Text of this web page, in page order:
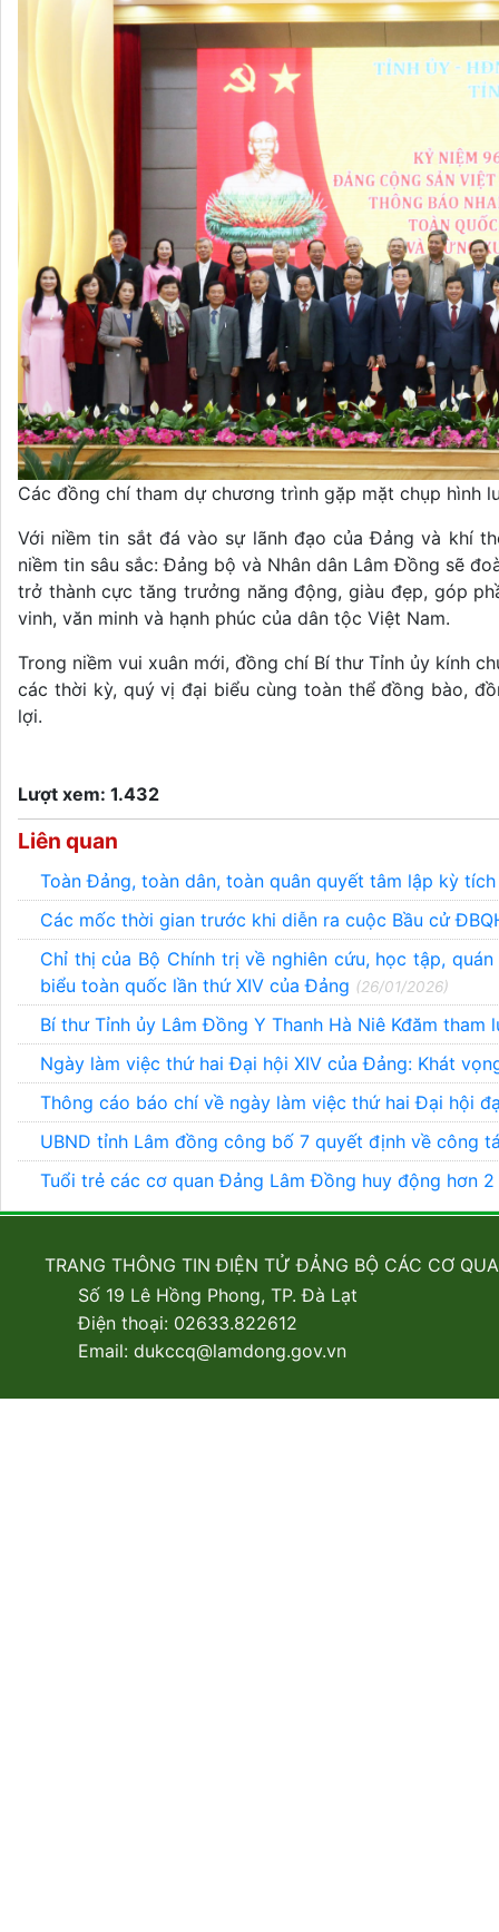
Các đồng chí tham dự chương trình gặp mặt chụp hình
Với niềm tin sắt đá vào sự lãnh đạo của Đảng và khí
niềm tin sâu sắc: Đảng bộ và Nhân dân Lâm Đồng sẽ
trở thành cực tăng trưởng năng động, giàu đẹp, góp
vinh, văn minh và hạnh phúc của dân tộc Việt Nam.
Trong niềm vui xuân mới, đồng chí Bí thư Tỉnh ủy kính
các thời kỳ, quý vị đại biểu cùng toàn thể đồng bào,
lợi.
Lượt xem: 1.432
Liên quan
Toàn Đảng, toàn dân, toàn quân quyết tâm lập kỳ
Các mốc thời gian trước khi diễn ra cuộc Bầu cử
Chỉ thị của Bộ Chính trị về nghiên cứu, học tập,
biểu toàn quốc lần thứ XIV của Đảng (26/01/2026)
Bí thư Tỉnh ủy Lâm Đồng Y Thanh Hà Niê Kđăm tham
Ngày làm việc thứ hai Đại hội XIV của Đảng: Khát
Thông cáo báo chí về ngày làm việc thứ hai Đại hội
UBND tỉnh Lâm đồng công bố 7 quyết định về công
Tuổi trẻ các cơ quan Đảng Lâm Đồng huy động hơn
TRANG THÔNG TIN ĐIỆN TỬ ĐẢNG BỘ CÁC CƠ
Số 19 Lê Hồng Phong, TP. Đà Lạt
Điện thoại: 02633.822612
Email: dukccq@lamdong.gov.vn